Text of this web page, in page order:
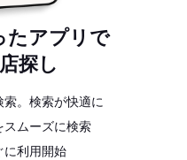
たアプリで
探し
。検索が快適に
スムーズに検索
に利用開始